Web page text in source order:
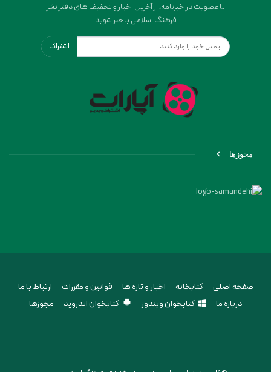
با عضویت در خبرنامه، از آخرین اخبار و تخفیف های دفتر نشر
فرهنگ اسلامی باخبر شوید
اشتراک
مجوزها
صفحه اصلی کتابخانه اخبار و تازه ها قوانین و مقررات
ارتباط با ما
درباره ما
کتابخوان ویندوز کتابخوان اندروید مجوزها